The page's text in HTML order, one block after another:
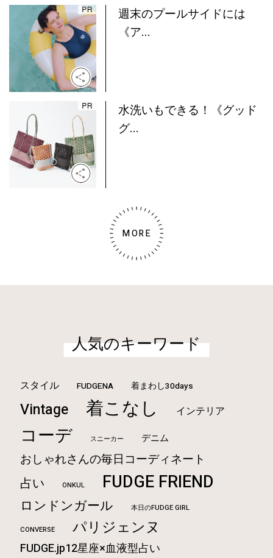
週末のプールサイドには
《ア...
水洗いもできる！《グッド
グ...
MORE
人気のキーワード
スタイル FUDGENA 着まわし30days
Vintage 着こなし インテリア
コーデ スニーカー デニム
おしゃれさんの毎日コーディネート
占い ONKUL FUDGE FRIEND
ロンドンガール 本日のFUDGE GIRL
CONVERSE パリジェンヌ
FUDGE.jp12星座×血液型占い